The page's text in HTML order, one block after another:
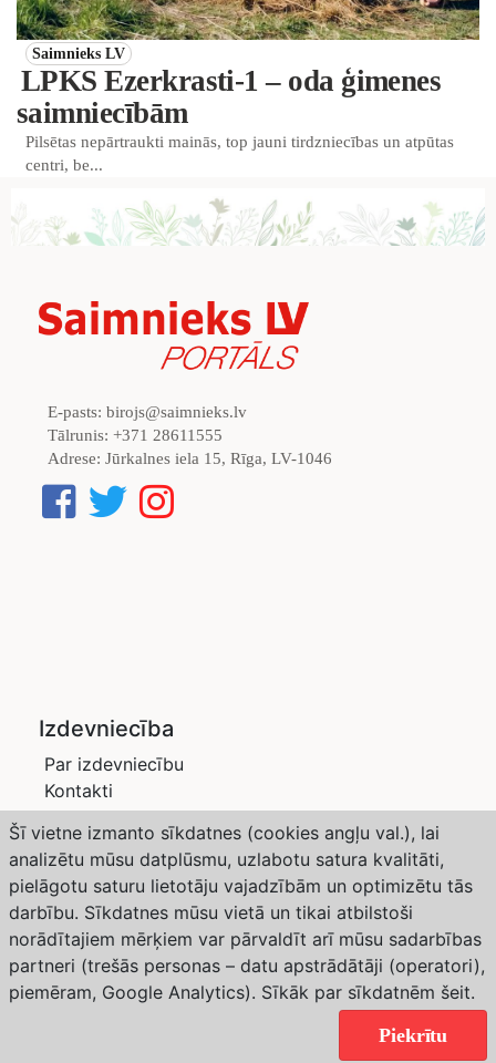
Saimnieks LV
LPKS Ezerkrasti-1 – oda ģimenes
saimniecībām
Pilsētas nepārtraukti mainās, top jauni tirdzniecības un atpūtas
centri, be...
E-pasts: birojs@saimnieks.lv
Tālrunis: +371 28611555
Adrese: Jūrkalnes iela 15, Rīga, LV-1046
Izdevniecība
Par izdevniecību
Kontakti
Privātuma politika
Žurnāli
Saimnieks LV
Dārzs un Drava
Abonēšana
Weather forecast from Yr, delivered by the Norwegian
Meteorological Institute and NRK
Copyright © 2024 Izdevniecība “SaimnieksLV”. All
Šī vietne izmanto sīkdatnes (cookies angļu val.), lai
analizētu mūsu datplūsmu, uzlabotu satura kvalitāti,
pielāgotu saturu lietotāju vajadzībām un optimizētu tās
darbību. Sīkdatnes mūsu vietā un tikai atbilstoši
norādītajiem mērķiem var pārvaldīt arī mūsu sadarbības
partneri (trešās personas – datu apstrādātāji (operatori),
piemēram, Google Analytics). Sīkāk par sīkdatnēm šeit.
Piekrītu